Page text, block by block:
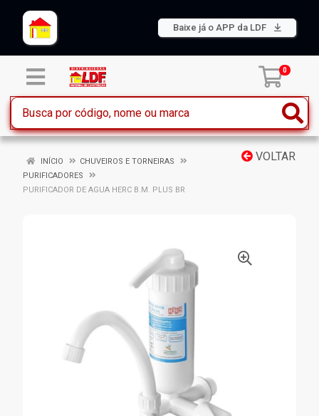
Baixe já o APP da LDF
0
VOLTAR
INÍCIO
CHUVEIROS E TORNEIRAS
PURIFICADORES
PURIFICADOR DE AGUA HERC B.M. PLUS BR